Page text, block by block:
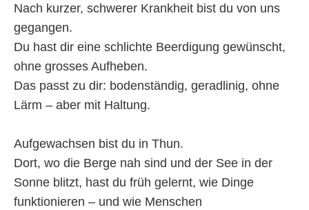
Nach kurzer, schwerer Krankheit bist du von uns
gegangen.
Du hast dir eine schlichte Beerdigung gewünscht,
ohne grosses Aufheben.
Das passt zu dir: bodenständig, geradlinig, ohne
Lärm – aber mit Haltung.
Aufgewachsen bist du in Thun.
Dort, wo die Berge nah sind und der See in der
Sonne blitzt, hast du früh gelernt, wie Dinge
funktionieren – und wie Menschen